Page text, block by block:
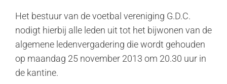
Het bestuur van de voetbal vereniging G.D.C.
nodigt hierbij alle leden uit tot het bijwonen van de
algemene ledenvergadering die wordt gehouden
op maandag 25 november 2013 om 20.30 uur in
de kantine.